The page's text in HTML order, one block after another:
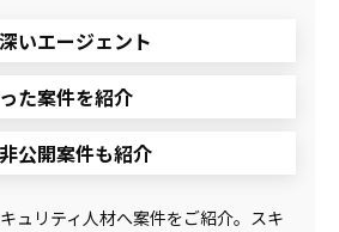
いエージェント
た案件を紹介
公開案件も紹介
ュリティ人材へ案件をご紹介。スキ